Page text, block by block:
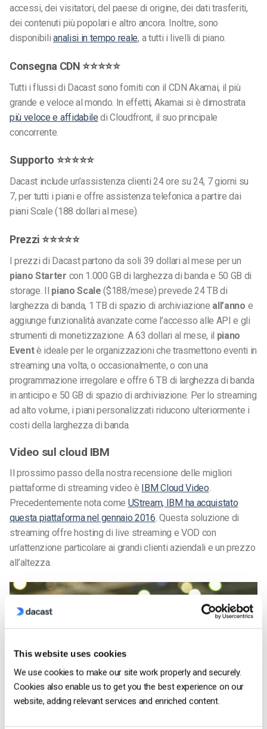
This website uses cookies
We use cookies to make our site work properly and securely.
Cookies also enable us to get you the best experience on our
website, adding relevant services and enriched content.
accessi, dei visitatori, del paese di origine, dei dati trasferiti,
dei contenuti più popolari e altro ancora. Inoltre, sono
disponibilianalisi in tempo reale, a tutti i livelli di piano.
Consegna CDN ⭐⭐⭐⭐⭐
Tutti i flussi di Dacast sono forniti con il CDN Akamai, il più
grande e veloce al mondo. In effetti, Akamai si è dimostrata
più veloce e affidabile di Cloudfront, il suo principale
concorrente.
Supporto ⭐⭐⭐⭐⭐
Dacast include un’assistenza clienti 24 ore su 24, 7 giorni su
7, per tutti i piani e offre assistenza telefonica a partire dai
piani Scale (188 dollari al mese).
Prezzi ⭐⭐⭐⭐⭐
I prezzi di Dacast partono da soli 39 dollari al mese per un
piano Starter con 1.000 GB di larghezza di banda e 50 GB di
storage. Il piano Scale ($188/mese) prevede 24 TB di
larghezza di banda, 1 TB di spazio di archiviazione all’anno e
aggiunge funzionalità avanzate come l’accesso alle API e gli
strumenti di monetizzazione. A 63 dollari al mese, il piano
Eventè ideale per le organizzazioni che trasmettono eventi in
streaming una volta, o occasionalmente, o con una
programmazione irregolare e offre 6 TB di larghezza di banda
in anticipo e 50 GB di spazio di archiviazione. Per lo streaming
ad alto volume, i piani personalizzati riducono ulteriormente i
costi della larghezza di banda.
Video sul cloud IBM
Il prossimo passo della nostra recensione delle migliori
piattaforme di streaming video è IBM Cloud Video
Precedentemente nota come UStream, IBM ha acquistato
questa piattaforma nel gennaio 2016 . Questa soluzione di
streaming offre hosting di live streaming e VOD con
un’attenzione particolare ai grandi clienti aziendali e un prezzo
all’altezza.